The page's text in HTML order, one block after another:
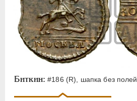
Биткин: #186 (R), шапка без полей